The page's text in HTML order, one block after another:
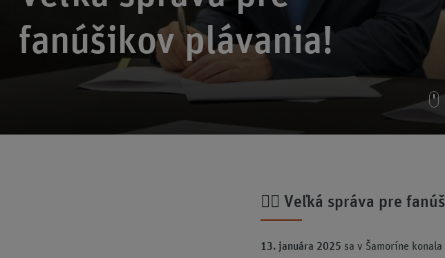
fanúšikov plávania!
🏊‍♂️ Veľká správa pre
13. januára 2025 sa v Šamoríne